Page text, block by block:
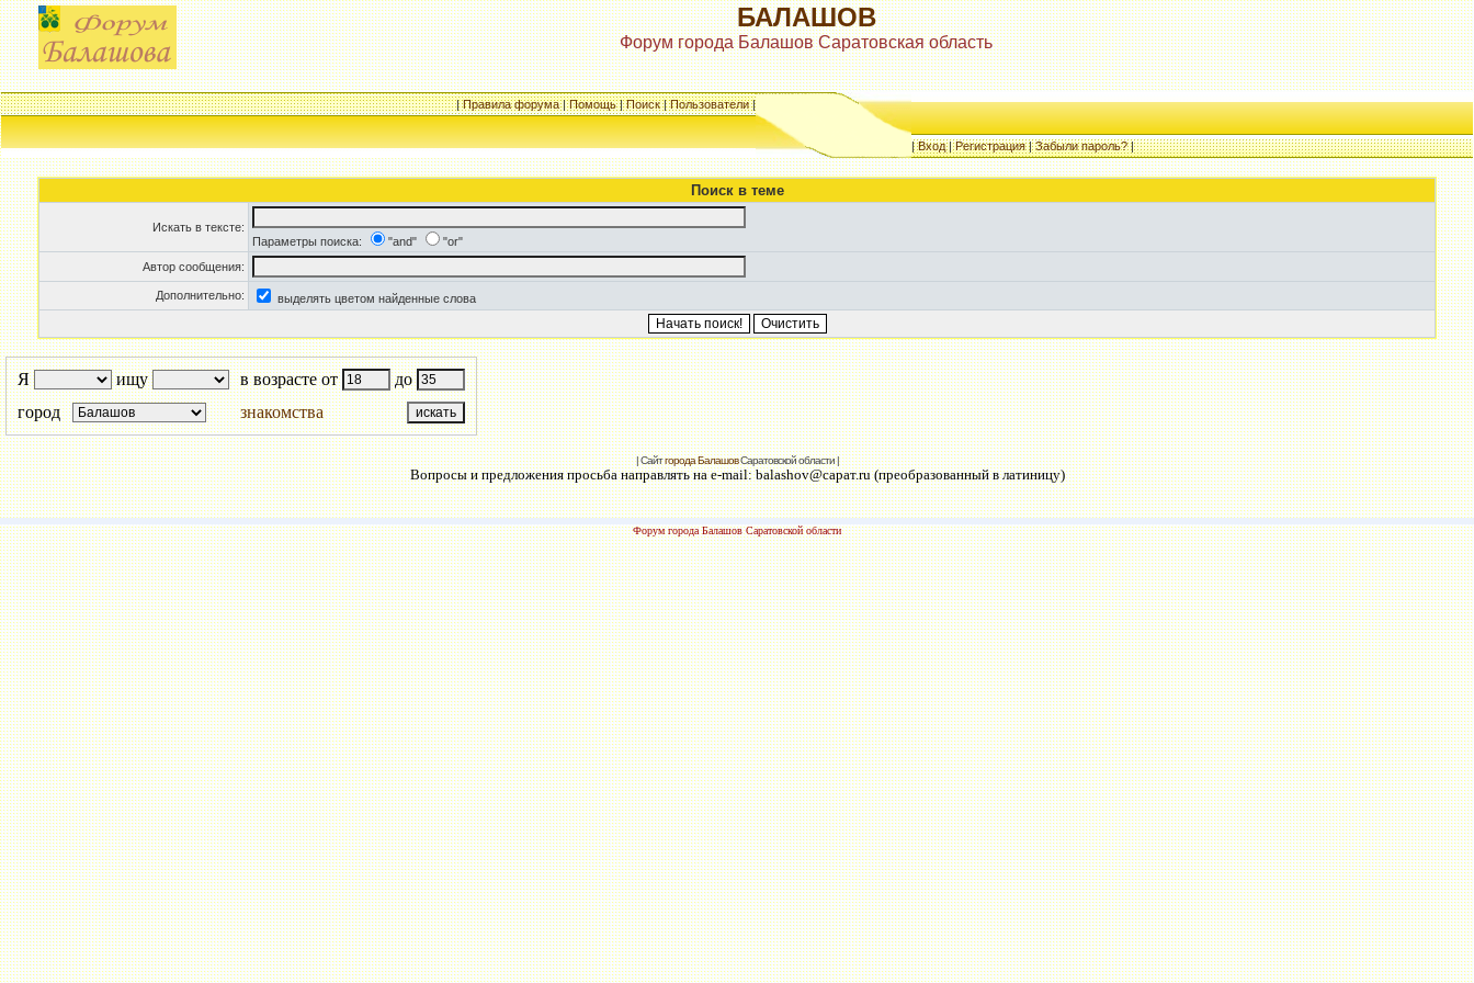
БАЛАШОВ
Форум города Балашов Саратовская область
|Правила форума|Помощь|Поиск|Пользователи|
|Вход|Регистрация|Забыли пароль?|
Поиск в теме
Искать в тексте:
Параметры поиска:
"and"
"or"
Автор сообщения:
Дополнительно: выделять цветом найденные слова
Я ищу в возрасте от
до
город
знакомства
| Сайтгорода БалашовСаратовской области |
Вопросы и предложения просьба направлять на e-mail: balashov@сарат.ru (преобразованный в латиницу)
Форум города Балашов Саратовской области